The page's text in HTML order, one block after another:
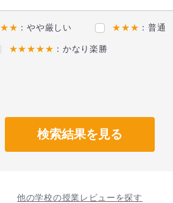
★★ ：やや厳しい ★★★ ：普通
★★★★★ ：かなり楽勝
検索結果を見る
他の学校の授業レビューを探す